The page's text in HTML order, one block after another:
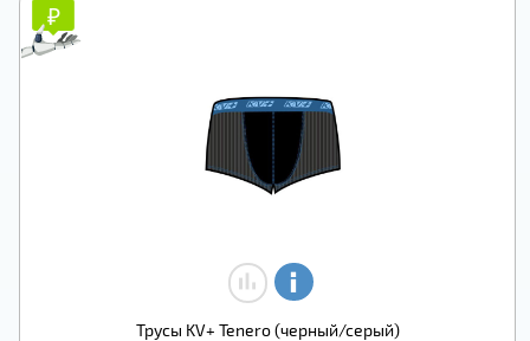
₽
₽
Трусы KV+ Tenero (черный/серый)